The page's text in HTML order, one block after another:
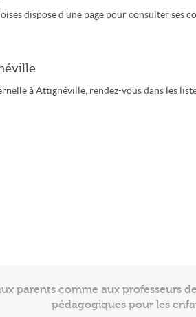
dispose d'une page pour consulter ses
à Attignéville, rendez-vous dans les
parents comme aux professeurs
pédagogiques pour les